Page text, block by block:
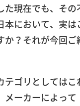
現在でも、そ
において、実
か？それが今回
ゴリとしては
ーカーによっ